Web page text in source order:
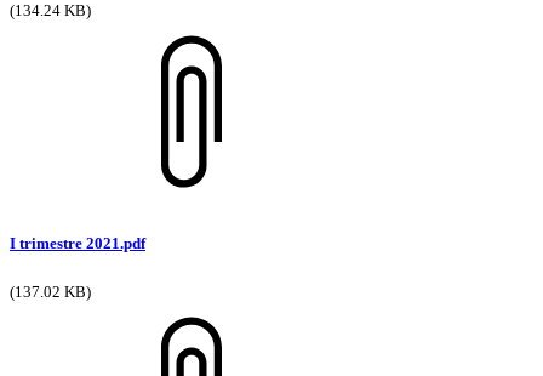
(134.24 KB)
I trimestre 2021.pdf
(137.02 KB)